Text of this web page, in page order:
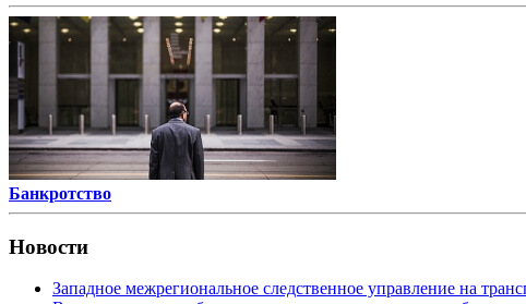
Банкротство
Новости
Западное межрегиональное следственное управление на